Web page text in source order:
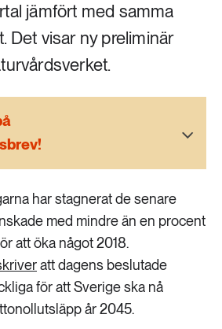
jämfört med samma
Det visar ny preliminär
har stagnerat de senare
med mindre än en procent
att öka något 2018.
att dagens beslutade
för att Sverige ska nå
år 2045.